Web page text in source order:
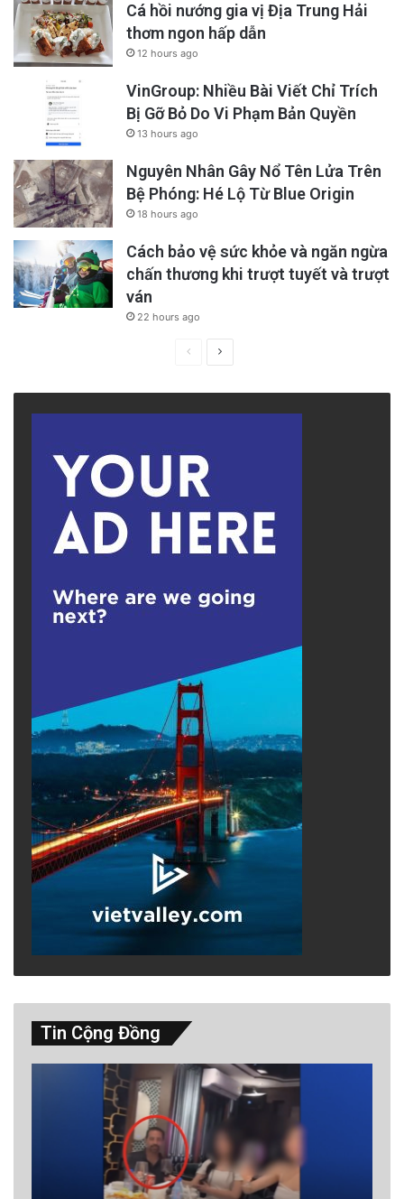
Cá hồi nướng gia vị Địa Trung Hải
thơm ngon hấp dẫn
12 hours ago
VinGroup: Nhiều Bài Viết Chỉ Trích
Bị Gỡ Bỏ Do Vi Phạm Bản Quyền
13 hours ago
Nguyên Nhân Gây Nổ Tên Lửa Trên
Bệ Phóng: Hé Lộ Từ Blue Origin
18 hours ago
Cách bảo vệ sức khỏe và ngăn ngừa
chấn thương khi trượt tuyết và trượt
ván
22 hours ago
PreviousNext
Tin Cộng Đồng